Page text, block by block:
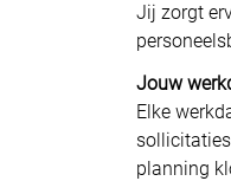
Jij zorgt
Jouw
Elke
planning